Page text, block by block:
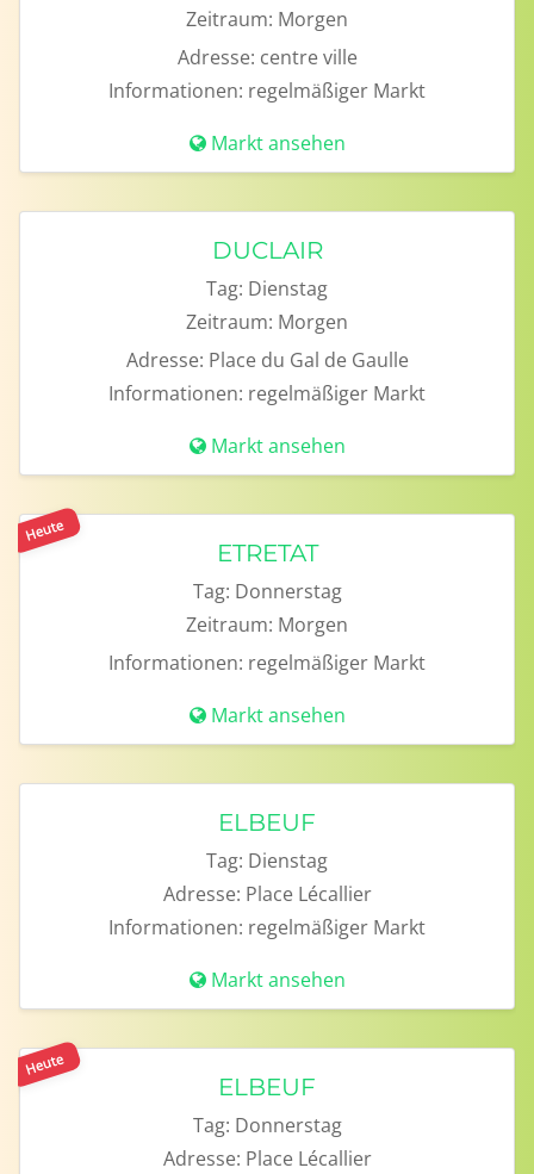
Zeitraum: Morgen
Adresse: centre ville
Informationen: regelmäßiger Markt
Markt ansehen
DUCLAIR
Tag: Dienstag
Zeitraum: Morgen
Adresse: Place du Gal de Gaulle
Informationen: regelmäßiger Markt
Markt ansehen
Heute
ETRETAT
Tag: Donnerstag
Zeitraum: Morgen
Informationen: regelmäßiger Markt
Markt ansehen
ELBEUF
Tag: Dienstag
Adresse: Place Lécallier
Informationen: regelmäßiger Markt
Markt ansehen
Heute
ELBEUF
Tag: Donnerstag
Adresse: Place Lécallier